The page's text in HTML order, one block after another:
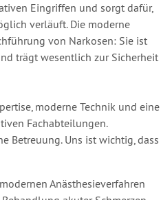
Eingriffen und sorgt dafür,
verläuft. Die moderne
von Narkosen: Sie ist
trägt wesentlich zur Sicherheit
moderne Technik und eine
Fachabteilungen.
Betreuung. Uns ist wichtig, dass
Anästhesieverfahren